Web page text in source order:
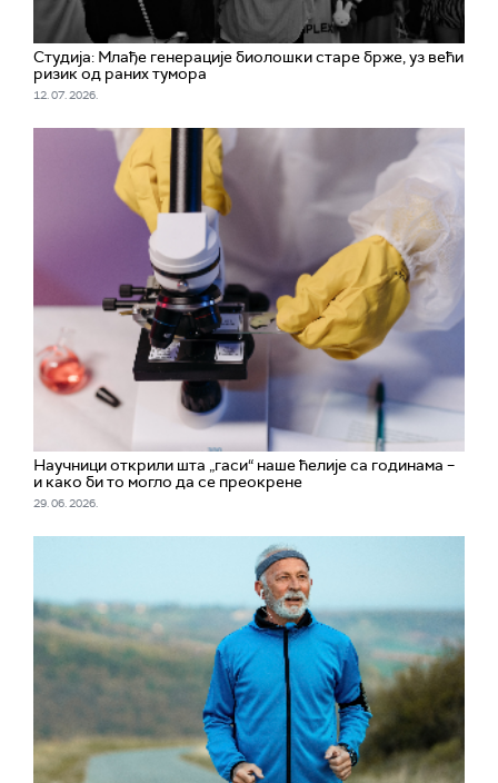
Студија: Млађе генерације биолошки старе брже, уз већи
ризик од раних тумора
12. 07. 2026.
Научници открили шта „гаси“ наше ћелије са годинама –
и како би то могло да се преокрене
29. 06. 2026.